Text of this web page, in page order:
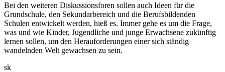
Bei den weiteren Diskussionsforen sollen auch Ideen für die
Grundschule, den Sekundarbereich und die Berufsbildenden
Schulen entwickelt werden, hieß es. Immer gehe es um die Frage,
was und wie Kinder, Jugendliche und junge Erwachsene zukünftig
lernen sollen, um den Herauforderungen einer sich ständig
wandelnden Welt gewachsen zu sein.
sk